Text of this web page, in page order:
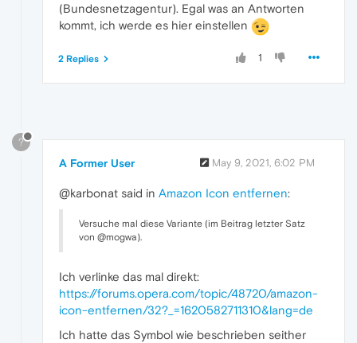
(Bundesnetzagentur). Egal was an Antworten
kommt, ich werde es hier einstellen
1
2 Replies
?
A Former User May 9, 2021, 6:02 PM
@karbonat said in Amazon Icon entfernen:
Versuche mal diese Variante (im Beitrag letzter Satz
von @mogwa).
Ich verlinke das mal direkt:
https://forums.opera.com/topic/48720/amazon-
icon-entfernen/32?_=1620582711310&lang=de
Ich hatte das Symbol wie beschrieben seither